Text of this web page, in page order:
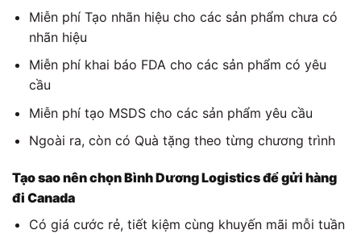
Miễn phí Tạo nhãn hiệu cho các sản phẩm chưa có
nhãn hiệu
Miễn phí khai báo FDA cho các sản phẩm có yêu
cầu
Miễn phí tạo MSDS cho các sản phẩm yêu cầu
Ngoài ra, còn có Quà tặng theo từng chương trình
Tạo sao nên chọnBình Dương Logisticsđể gửi hàng
đi Canada
Có giá cước rẻ, tiết kiệm cùng khuyến mãi mỗi tuần